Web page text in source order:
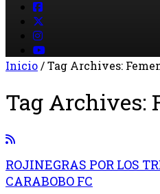
Inicio/Tag Archives:
Tag Archives:
ROJINEGRAS POR LOS
CARABOBO FC